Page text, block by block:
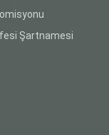
Şartnamesi